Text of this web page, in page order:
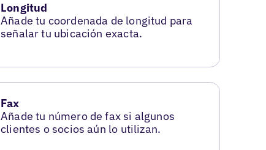
Longitud
Añade tu coordenada de longitud para
señalar tu ubicación exacta.
Fax
Añade tu número de fax si algunos
clientes o socios aún lo utilizan.